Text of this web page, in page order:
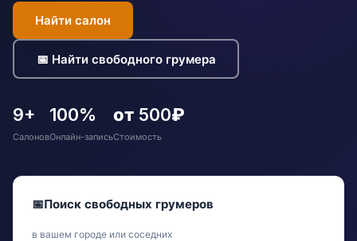
Найти салон
📅 Найти свободного грумера
9+
Салонов
100%
Онлайн-запись
от 500₽
Стоимость
📅Поиск свободных грумеров
в вашем городе или соседних